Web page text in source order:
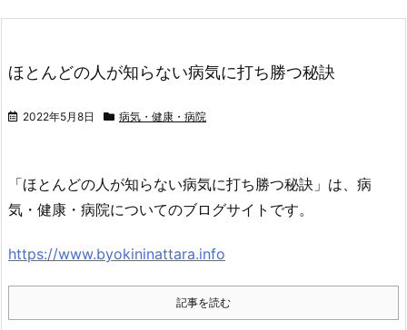
ほとんどの人が知らない病気に打ち勝つ秘訣
2022年5月8日 病気・健康・病院
「ほとんどの人が知らない病気に打ち勝つ秘訣」は、病
気・健康・病院についてのブログサイトです。
https://www.byokininattara.info
記事を読む